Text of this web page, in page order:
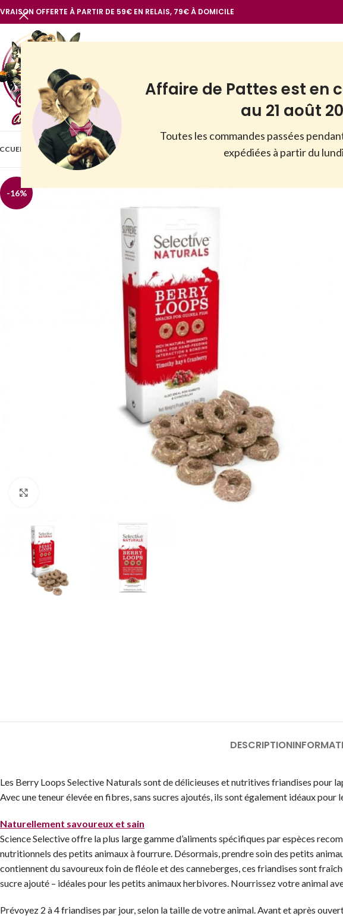
Affaire de Pattes est en
au 21 août
Toutes les commandes passées
expédiées à partir du
OFFERTE À PARTIR DE 59€ EN RELAIS, 79€ À DOMICILE
VOIR TOUT
BOUTIQUE
NOTRE MARQUE CHATSAUTRES PAR MARQUES
-16%
DESCRIPTION
Les Berry Loops Selective Naturals sont de délicieuses et nutritives friandises pour
Avec une teneur élevée en fibres, sans sucres ajoutés, ils sont également idéaux
Naturellement savoureux et sain
Science Selective offre la plus large gamme d’aliments spécifiques par espèces
nutritionnels des petits animaux à fourrure. Désormais, prendre soin des petits
contiennent du savoureux foin de fléole et des canneberges, ces friandises sont
sucre ajouté – idéales pour les petits animaux herbivores. Nourrissez votre animal
Prévoyez 2 à 4 friandises par jour, selon la taille de votre animal. Avant et après